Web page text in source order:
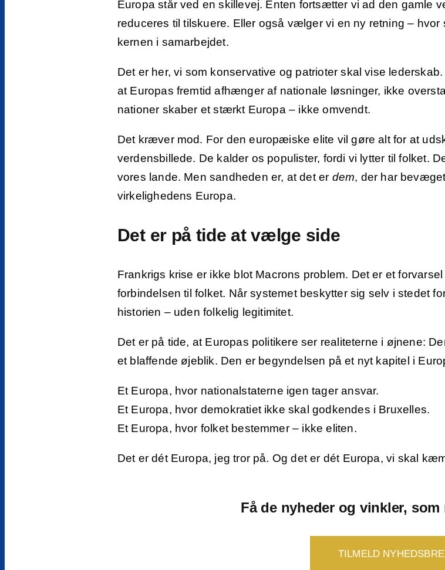
Europa står ved en skillevej. Enten fortsætter vi ad den gamle
reduceres til tilskuere. Eller også vælger vi en ny retning –
kernen i samarbejdet.
Det er her, vi som konservative og patrioter skal vise
at Europas fremtid afhænger af nationale løsninger, ikke
nationer skaber et stærkt Europa – ikke omvendt.
Det kræver mod. For den europæiske elite vil gøre alt for at
verdensbillede. De kalder os populister, fordi vi lytter til folket.
vores lande. Men sandheden er, at det er dem, der har
virkelighedens Europa.
Det er på tide at vælge side
Frankrigs krise er ikke blot Macrons problem. Det er et
forbindelsen til folket. Når systemet beskytter sig selv i stedet
historien – uden folkelig legitimitet.
Det er på tide, at Europas politikere ser realiteterne i øjnene:
et blaffende øjeblik. Den er begyndelsen på et nyt kapitel i
Et Europa, hvor nationalstaterne igen tager ansvar.
Et Europa, hvor demokratiet ikke skal godkendes i Bruxelles.
Et Europa, hvor folket bestemmer – ikke eliten.
Det er dét Europa, jeg tror på. Og det er dét Europa, vi skal
Få de nyheder og vinkler,
TILMELD